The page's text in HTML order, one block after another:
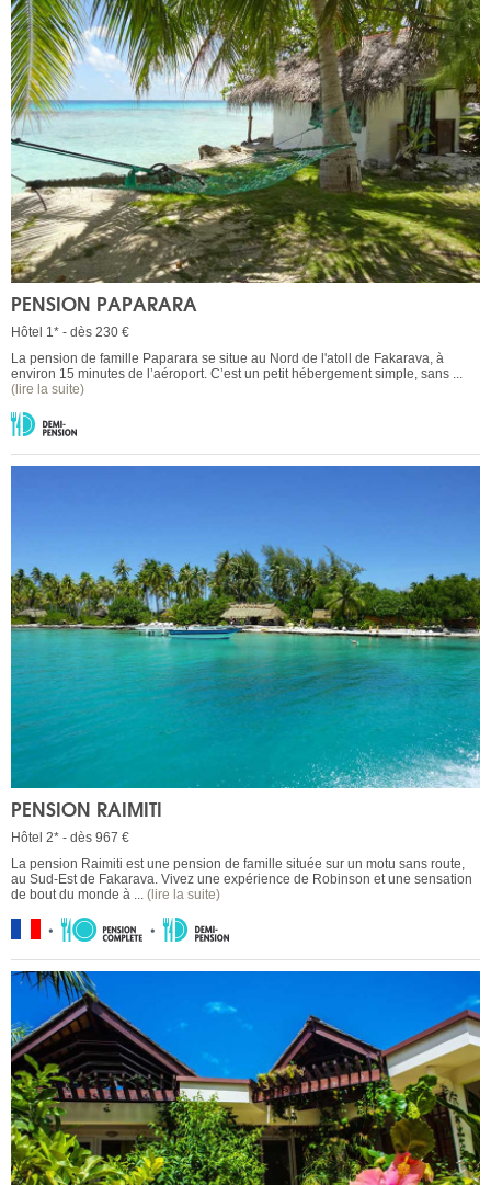
PENSION PAPARARA
Hôtel 1* - dès 230 €
La pension de famille Paparara se situe au Nord de l'atoll de Fakarava, à
environ 15 minutes de l’aéroport. C’est un petit hébergement simple, sans ...
(lire la suite)
PENSION RAIMITI
Hôtel 2* - dès 967 €
La pension Raimiti est une pension de famille située sur un motu sans route,
au Sud-Est de Fakarava. Vivez une expérience de Robinson et une sensation
de bout du monde à ... (lire la suite)